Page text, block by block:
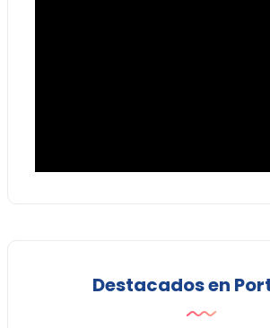
Destacados en